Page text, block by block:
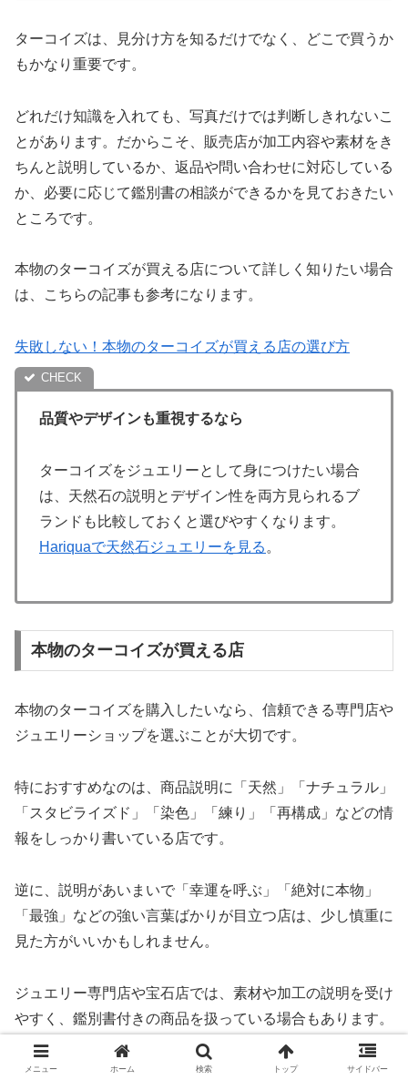
ターコイズは、見分け方を知るだけでなく、どこで買うか
もかなり重要です。
どれだけ知識を入れても、写真だけでは判断しきれないこ
とがあります。だからこそ、販売店が加工内容や素材をき
ちんと説明しているか、返品や問い合わせに対応している
か、必要に応じて鑑別書の相談ができるかを見ておきたい
ところです。
本物のターコイズが買える店について詳しく知りたい場合
は、こちらの記事も参考になります。
失敗しない！本物のターコイズが買える店の選び方
品質やデザインも重視するなら
ターコイズをジュエリーとして身につけたい場合
は、天然石の説明とデザイン性を両方見られるブ
ランドも比較しておくと選びやすくなります。
Hariquaで天然石ジュエリーを見る 。
本物のターコイズが買える店
本物のターコイズを購入したいなら、信頼できる専門店や
ジュエリーショップを選ぶことが大切です。
特におすすめなのは、商品説明に「天然」「ナチュラル」
「スタビライズド」「染色」「練り」「再構成」などの情
報をしっかり書いている店です。
逆に、説明があいまいで「幸運を呼ぶ」「絶対に本物」
「最強」などの強い言葉ばかりが目立つ店は、少し慎重に
見た方がいいかもしれません。
ジュエリー専門店や宝石店では、素材や加工の説明を受け
やすく、鑑別書付きの商品を扱っている場合もあります。
高額なターコイズリングやペンダントを買う場合は、こう
した店の方が安心です。
メニュー ホーム 検索 トップ サイドバー